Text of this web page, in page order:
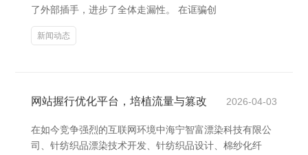
了外部插手，进步了全体走漏性。 在诓骗创
新闻动态
网站握行优化平台，培植流量与篡改 2026-04-03
在如今竞争强烈的互联网环境中海宁智富漂染科技有限公
司、针纺织品漂染技术开发、针纺织品设计、棉纱化纤